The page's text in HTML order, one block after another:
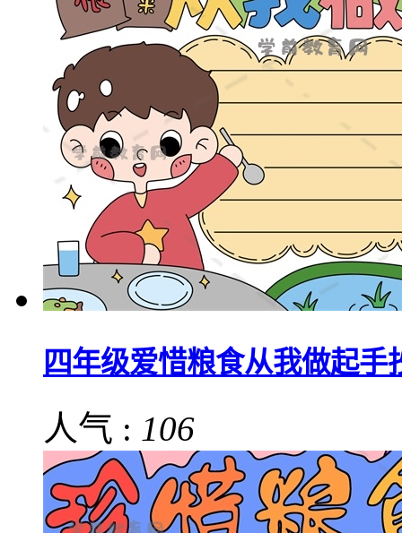
四年级爱惜粮食从我做起手
人气 : 106